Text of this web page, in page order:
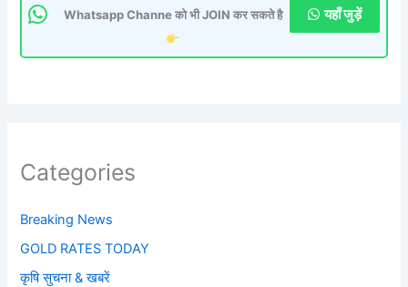
Whatsapp Channe को भी JOIN कर सकते है
यहाँ जुड़ें
Categories
Breaking News
GOLD RATES TODAY
कृषि सुचना & खबरें